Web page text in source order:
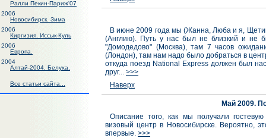
Ралли Пекин-Париж'07
2006
Новосибирск. Зима
2006
Киргизия. Иссык-Куль
2006
Европа.
2004
Алтай-2004. Белуха.
Все статьи сайта...
В июне 2009 года мы (Жанна, Люба и я,
(Англию). Путь у нас был не близкий и не
"Домодедово" (Москва), там 7 часов
(Лондон), там нам надо было добраться в
откуда поезд National Express должен был
друг... >>>
Наверх
Май 2009.
Описание того, как мы получали
визовый центр в Новосибирске. Вероятно,
впервые. >>>